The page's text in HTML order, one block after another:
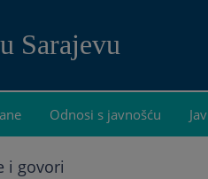
Sarajevu
sadržaj
Odnosi s javnošću
i govori